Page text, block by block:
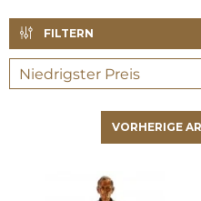
FILTERN
VORHERIGE